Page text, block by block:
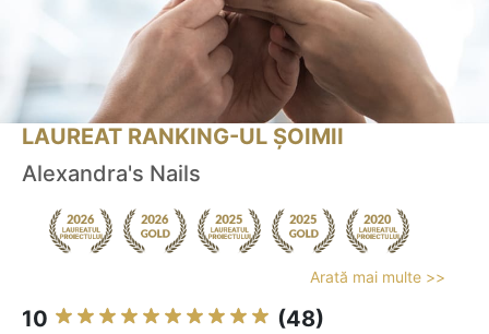
LAUREAT RANKING-UL ȘOIMII
Alexandra's Nails
Arată mai multe >>
10 (48)